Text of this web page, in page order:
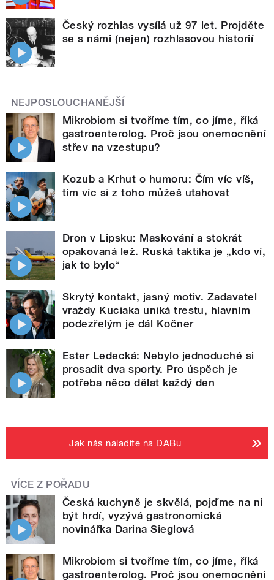
Český rozhlas vysílá už 97 let. Projděte
se s námi (nejen) rozhlasovou historií
NEJPOSLOUCHANĚJŠÍ
Mikrobiom si tvoříme tím, co jíme, říká
gastroenterolog. Proč jsou onemocnění
střev na vzestupu?
Kozub a Krhut o humoru: Čím víc víš,
tím víc si z toho můžeš utahovat
Dron v Lipsku: Maskování a stokrát
opakovaná lež. Ruská taktika je „kdo ví,
jak to bylo“
Skrytý kontakt, jasný motiv. Zadavatel
vraždy Kuciaka uniká trestu, hlavním
podezřelým je dál Kočner
Ester Ledecká: Nebylo jednoduché si
prosadit dva sporty. Pro úspěch je
potřeba něco dělat každý den
Jak nás naladíte na DABu
VÍCE Z POŘADU
Česká kuchyně je skvělá, pojďme na ni
být hrdí, vyzývá gastronomická
novinářka Darina Sieglová
Mikrobiom si tvoříme tím, co jíme, říká
gastroenterolog. Proč jsou onemocnění